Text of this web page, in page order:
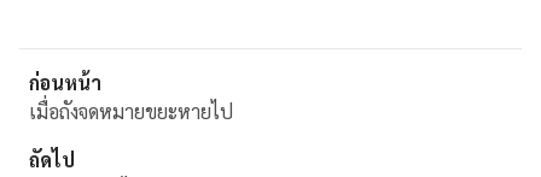
ก่อนหน้า
เมื่อถังจดหมายขยะหายไป
ถัดไป